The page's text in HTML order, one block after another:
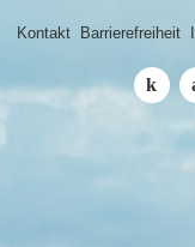
Kontakt Barrierefreiheit